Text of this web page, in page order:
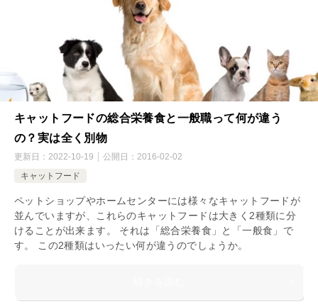
キャットフードの総合栄養食と一般職って何が違う
の？実は全く別物
更新日： 2022-10-19 公開日： 2016-02-02
キャットフード
ペットショップやホームセンターには様々なキャットフードが
並んでいますが、これらのキャットフードは大きく2種類に分
けることが出来ます。 それは「総合栄養食」と「一般食」で
す。 この2種類はいったい何が違うのでしょうか。